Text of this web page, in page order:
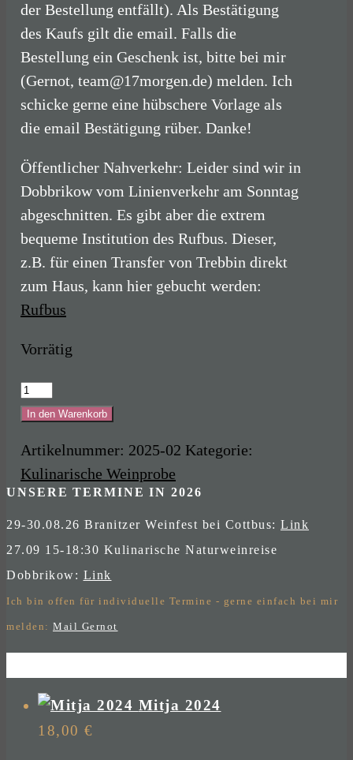
der Bestellung entfällt). Als Bestätigung
des Kaufs gilt die email. Falls die
Bestellung ein Geschenk ist, bitte bei mir
(Gernot, team@17morgen.de) melden. Ich
schicke gerne eine hübschere Vorlage als
die email Bestätigung rüber. Danke!
Öffentlicher Nahverkehr: Leider sind wir in
Dobbrikow vom Linienverkehr am Sonntag
abgeschnitten. Es gibt aber die extrem
bequeme Institution des Rufbus. Dieser,
z.B. für einen Transfer von Trebbin direkt
zum Haus, kann hier gebucht werden:
Rufbus
Vorrätig
Kulinarische
Weinprobe
04.05.2025
Menge
In den Warenkorb
Artikelnummer: 2025-02 Kategorie:
Kulinarische Weinprobe
UNSERE TERMINE IN 2026
29-30.08.26 Branitzer Weinfest bei Cottbus: Link
27.09 15-18:30 Kulinarische Naturweinreise
Dobbrikow: Link
Ich bin offen für individuelle Termine - gerne einfach bei mir
melden: Mail Gernot
Mitja 2024
18,00 €